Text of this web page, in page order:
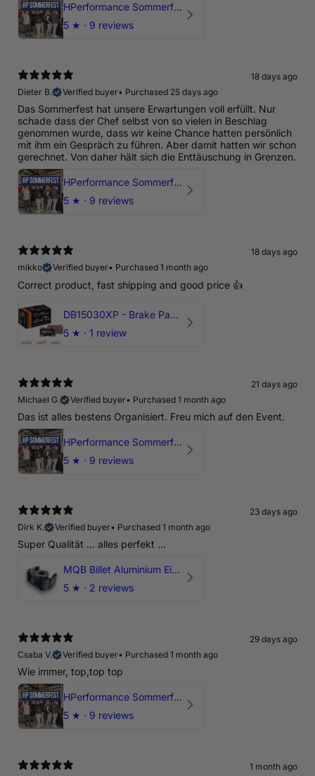
HPerformance Sommerfest 2026
5 ★ · 9 reviews
18 days ago
Dieter B.
Verified buyer• Purchased 25 days ago
Das Sommerfest hat unsere Erwartungen voll erfüllt. Nur
schade dass der Chef selbst von so vielen in Beschlag
genommen wurde, dass wir keine Chance hatten persönlich
mit ihm ein Gespräch zu führen. Aber damit hatten wir schon
gerechnet. Von daher hält sich die Enttäuschung in Grenzen.
HPerformance Sommerfest 2026
5 ★ · 9 reviews
18 days ago
mikko
Verified buyer• Purchased 1 month ago
Correct product, fast shipping and good price 👍
DB15030XP - Brake Pads Xtreme Performance | Front Axle
5 ★ · 1 review
21 days ago
Michael G.
Verified buyer• Purchased 1 month ago
Das ist alles bestens Organisiert. Freu mich auf den Event.
HPerformance Sommerfest 2026
5 ★ · 9 reviews
23 days ago
Dirk K.
Verified buyer• Purchased 1 month ago
Super Qualität ... alles perfekt ...
MQB Billet Aluminium Einsatz Drehmomentstütze - DOGBONE für Audi RS3, TTRS, RSQ3
5 ★ · 2 reviews
29 days ago
Csaba V.
Verified buyer• Purchased 1 month ago
Wie immer, top,top top
HPerformance Sommerfest 2026
5 ★ · 9 reviews
1 month ago